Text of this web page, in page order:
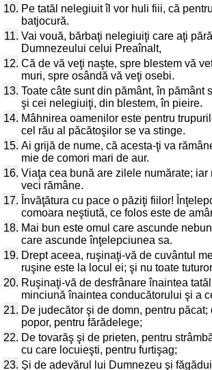
10. Pe tatăl nelegiuit îl vor huli fiii, că
batjocură.
11. Vai vouă, bărbaţi nelegiuiţi care aţi
Dumnezeului celui Preaînalt,
12. Că de vă veţi naşte, spre blestem vă
muri, spre osândă vă veţi osebi.
13. Toate câte sunt din pământ, în pământ
şi cei nelegiuiţi, din blestem, în pieire.
14. Mâhnirea oamenilor este pentru
cel rău al păcătoşilor se va stinge.
15. Ai grijă de nume, că acesta-ţi va
mie de comori mari de aur.
16. Viaţa cea bună are zilele numărate; iar
veci rămâne.
17. Învăţătura cu pace o păziţi fiilor!
comoara neştiută, ce folos este de
18. Mai bun este omul care ascunde
care ascunde înţelepciunea sa.
19. Drept aceea, ruşinaţi-vă de cuvântul
ruşine este la locul ei; şi nu toate
20. Ruşinaţi-vă de desfrânare înaintea
minciună înaintea conducătorului şi a
21. De judecător şi de domn, pentru
popor, pentru fărădelege;
22. De tovarăş şi de prieten, pentru
cu care locuieşti, pentru furtişag;
23. Şi de adevărul lui Dumnezeu şi